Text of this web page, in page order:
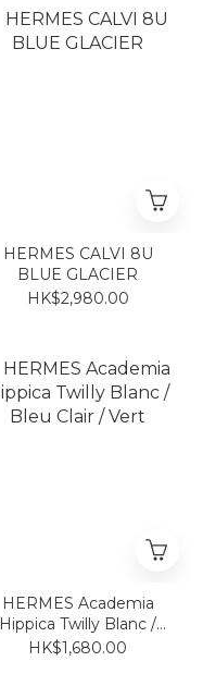
HERMES CALVI 8U
BLUE GLACIER
HK$2,980.00
HERMES Academia
Hippica Twilly Blanc /
Bleu Clair / Vert
HK$1,680.00